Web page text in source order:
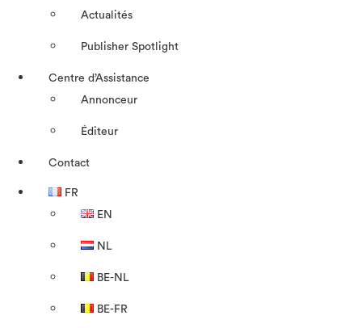
Actualités
Publisher Spotlight
Centre d’Assistance
Annonceur
Éditeur
Contact
FR
EN
NL
BE-NL
BE-FR